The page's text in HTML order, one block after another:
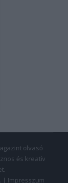
olvasó
és kreatív
| Impresszum